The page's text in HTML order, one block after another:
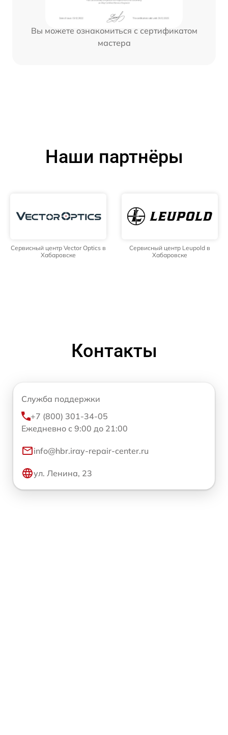
Вы можете ознакомиться с сертификатом
мастера
Наши партнёры
Сервисный центр Vector Optics в
Хабаровске
Сервисный центр Leupold в
Хабаровске
Контакты
Служба поддержки
+7 (800) 301-34-05
Ежедневно с 9:00 до 21:00
info@hbr.iray-repair-center.ru
ул. Ленина, 23